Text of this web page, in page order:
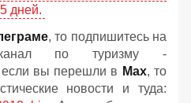
дней.
, то подпишитесь на
по туризму -
вы перешли в Мах, то
новости и туда: